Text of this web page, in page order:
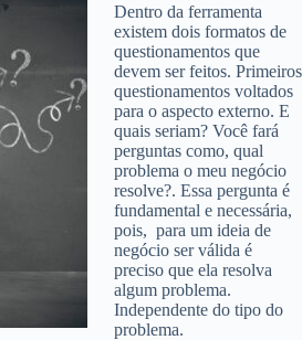
Dentro da ferramenta
existem dois formatos de
questionamentos que
devem ser feitos. Primeiros
questionamentos voltados
para o aspecto externo. E
quais seriam? Você fará
perguntas como, qual
problema o meu negócio
resolve?. Essa pergunta é
fundamental e necessária,
pois, para um ideia de
negócio ser válida é
preciso que ela resolva
algum problema.
Independente do tipo do
problema.